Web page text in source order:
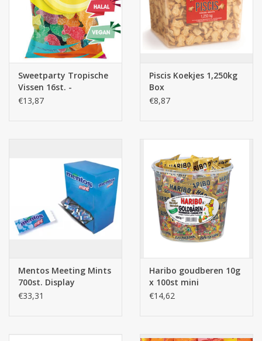
Sweetparty Tropische
Vissen 16st. -
snoepzakjes
€13,87
Piscis Koekjes 1,250kg
Box
€8,87
Mentos Meeting Mints
700st. Display
€33,31
Haribo goudberen 10g
x 100st mini
€14,62